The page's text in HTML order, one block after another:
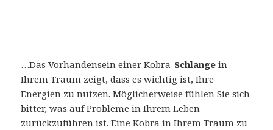
…Das Vorhandensein einer Kobra-Schlange in
Ihrem Traum zeigt, dass es wichtig ist, Ihre
Energien zu nutzen. Möglicherweise fühlen Sie sich
bitter, was auf Probleme in Ihrem Leben
zurückzuführen ist. Eine Kobra in Ihrem Traum zu